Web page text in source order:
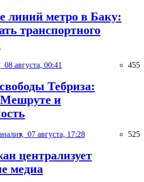
линий метро в Баку:
транспортного
08 августа, 00:41 455
Тебриза:
и
07 августа, 17:28 525
централизует
медиа